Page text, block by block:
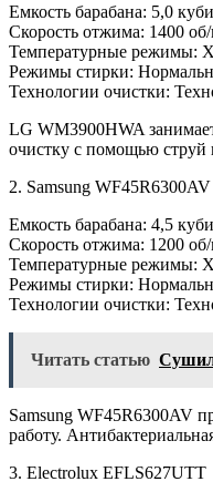
Емкость барабана: 5,0
Скорость отжима: 1400
Температурные режимы:
Режимы стирки:
Технологии очистки:
LG WM3900HWA
очистку с помощью струй
2. Samsung WF45R6300AV
Емкость барабана: 4,5
Скорость отжима: 1200
Температурные режимы:
Режимы стирки:
Технологии очистки:
Читать статью
Samsung WF45R6300AV
работу.
3. Electrolux EFLS627UTT